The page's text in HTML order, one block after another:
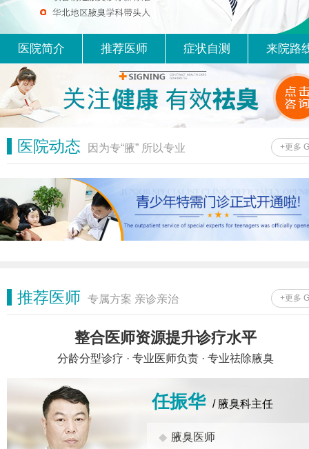
医院简介 推荐医师 症状自测 来院路
医院动态 因为专“腋” 所以专业 +更多
推荐医师 专属方案 亲诊亲治 +更多
整合医师资源提升诊疗水平
分龄分型诊疗 · 专业医师负责 · 专业祛除腋臭
任振华 / 腋臭科主任
◆ 腋臭医师